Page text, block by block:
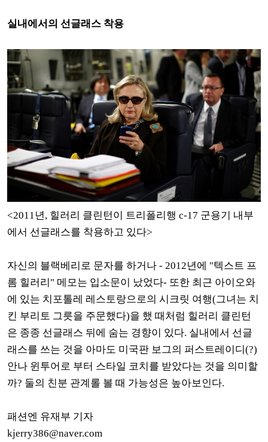
실내에서의 선글래스 착용
<2011년, 힐러리 클린턴이 트리폴리행 c-17 군용기 내부
에서 선글래스를 착용하고 있다>
자신의 블랙베리로 문자를 하거나 - 2012년에 "텍스트 프
롬 힐러리" 메모는 입소문이 났었다- 또한 최근 아이오와
에 있는 치포톨레 레스토랑으로의 시크릿 여행(그녀는 치
킨 부리토 그릇을 주문했다)을 했 때처럼 힐러리 클린턴
은 종종 선글래스 뒤에 숨는 경향이 있다. 실내에서 선글
래스를 쓰는 것을 아마도 미국판 보그의 퍼스트레이디(?)
안나 윈투어로 부터 스타일 코치를 받았다는 것을 의미할
까? 둘의 친분 관계롤 볼 때 가능성은 높아보인다.
패션엔 유재부 기자
kjerry386@naver.com